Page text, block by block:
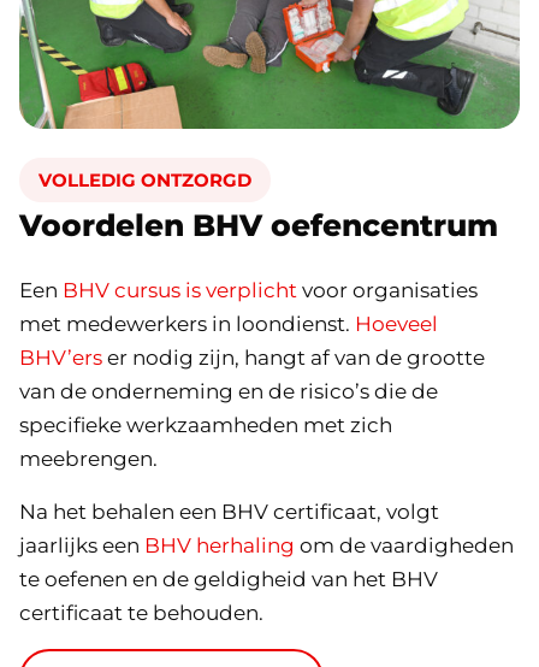
Voordelen BHV oefencentrum
VOLLEDIG ONTZORGD
Een BHV cursus is verplicht voor organisaties
met medewerkers in loondienst. Hoeveel
BHV’ers er nodig zijn, hangt af van de grootte
van de onderneming en de risico’s die de
specifieke werkzaamheden met zich
meebrengen.
Na het behalen een BHV certificaat, volgt
jaarlijks een BHV herhaling om de vaardigheden
te oefenen en de geldigheid van het BHV
certificaat te behouden.